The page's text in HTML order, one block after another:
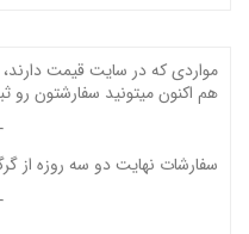
مواردی که در سایت قیمت
هم اکنون میتونید سفارشتون رو
سفارشات نهایت دو سه روزه از